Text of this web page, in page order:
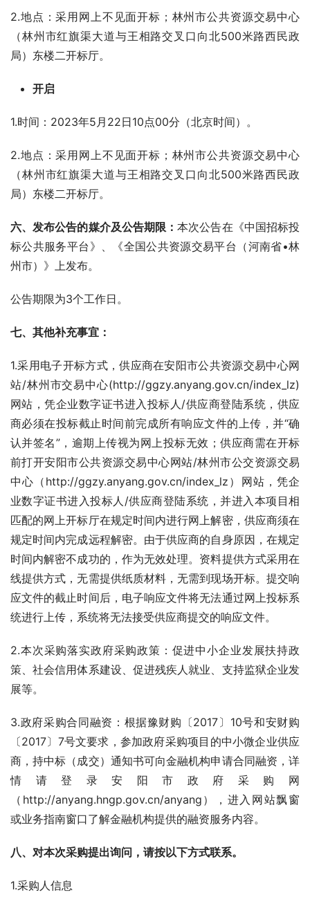
2.地点：采用网上不见面开标；林州市公共资源交易中心
（林州市红旗渠大道与王相路交叉口向北500米路西民政
局）东楼二开标厅。
开启
1.时间：2023年5月22日10点00分（北京时间）。
2.地点：采用网上不见面开标；林州市公共资源交易中心
（林州市红旗渠大道与王相路交叉口向北500米路西民政
局）东楼二开标厅。
六、发布公告的媒介及公告期限：本次公告在《中国招标投
标公共服务平台》、《全国公共资源交易平台（河南省•林
州市）》上发布。
公告期限为3个工作日。
七、其他补充事宜：
1.采用电子开标方式，供应商在安阳市公共资源交易中心网
站/林州市交易中心(http://ggzy.anyang.gov.cn/index_lz)
网站，凭企业数字证书进入投标人/供应商登陆系统，供应
商必须在投标截止时间前完成所有响应文件的上传，并“确
认并签名”，逾期上传视为网上投标无效；供应商需在开标
前打开安阳市公共资源交易中心网站/林州市公交资源交易
中心（http://ggzy.anyang.gov.cn/index_lz）网站，凭企
业数字证书进入投标人/供应商登陆系统，并进入本项目相
匹配的网上开标厅在规定时间内进行网上解密，供应商须在
规定时间内完成远程解密。由于供应商的自身原因，在规定
时间内解密不成功的，作为无效处理。资料提供方式采用在
线提供方式，无需提供纸质材料，无需到现场开标。提交响
应文件的截止时间后，电子响应文件将无法通过网上投标系
统进行上传，系统将无法接受供应商提交的响应文件。
2.本次采购落实政府采购政策：促进中小企业发展扶持政
策、社会信用体系建设、促进残疾人就业、支持监狱企业发
展等。
3.政府采购合同融资：根据豫财购〔2017〕10号和安财购
〔2017〕7号文要求，参加政府采购项目的中小微企业供应
商，持中标（成交）通知书可向金融机构申请合同融资，详
情请登录安阳市政府采购网
（http://anyang.hngp.gov.cn/anyang），进入网站飘窗
或业务指南窗口了解金融机构提供的融资服务内容。
八、对本次采购提出询问，请按以下方式联系。
1.采购人信息